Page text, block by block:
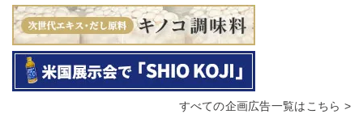
すべての企画広告一覧はこちら >